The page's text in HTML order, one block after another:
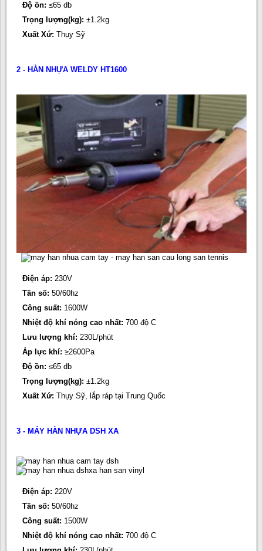
Độ ồn: ≤65 db
Trọng lượng(kg): ±1.2kg
Xuất Xứ: Thụy Sỹ
2 - HÀN NHỰA WELDY HT1600
Điện áp: 230V
Tần số: 50/60hz
Công suất: 1600W
Nhiệt độ khí nóng cao nhất: 700 độ C
Lưu lượng khí: 230L/phút
Áp lực khí: ≥2600Pa
Độ ồn: ≤65 db
Trọng lượng(kg): ±1.2kg
Xuất Xứ: Thụy Sỹ, lắp ráp tại Trung Quốc
3 - MÁY HÀN NHỰA DSH XA
Điện áp: 220V
Tần số: 50/60hz
Công suất: 1500W
Nhiệt độ khí nóng cao nhất: 700 độ C